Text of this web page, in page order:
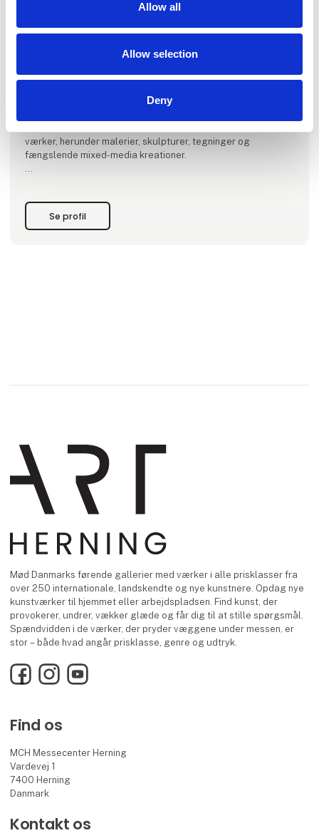
Allow all
Allow selection
Deny
kunstentusiast og samler Ronald Hofman.
international nutidskunst skabt af etablerede kunstnere.
værker, herunder malerier, skulpturer, tegninger og
fængslende mixed-media kreationer.
Ud over at være en platform for kunstelskere tilbyder vi
Se profil
Mød Danmarks førende gallerier med værker i alle prisklasser fra
over 250 internationale, landskendte og nye kunstnere. Opdag nye
kunstværker til hjemmet eller arbejdspladsen. Find kunst, der
provokerer, undrer, vækker glæde og får dig til at stille spørgsmål.
Spændvidden i de værker, der pryder væggene under messen, er
stor – både hvad angår prisklasse, genre og udtryk.
FacebookInstagramYouTube
Find os
MCH Messecenter Herning
Vardevej 1
7400 Herning
Danmark
Kontakt os